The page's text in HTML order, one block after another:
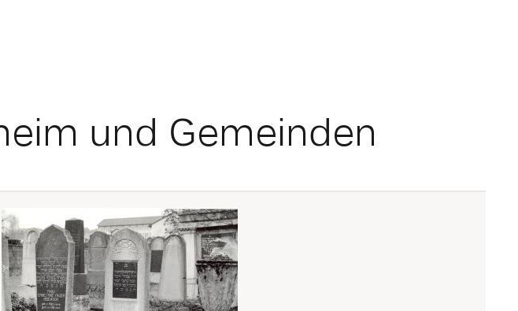
und Gemeinden